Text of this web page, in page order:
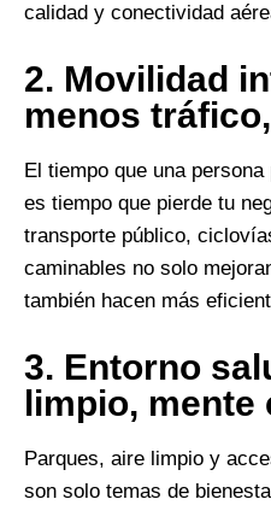
calidad y conectividad
2. Movilidad
menos
El tiempo que una
es tiempo que pierde tu
transporte público,
caminables no solo
también hacen más
3. Entorno
limpio, mente
Parques, aire limpio y
son solo temas de